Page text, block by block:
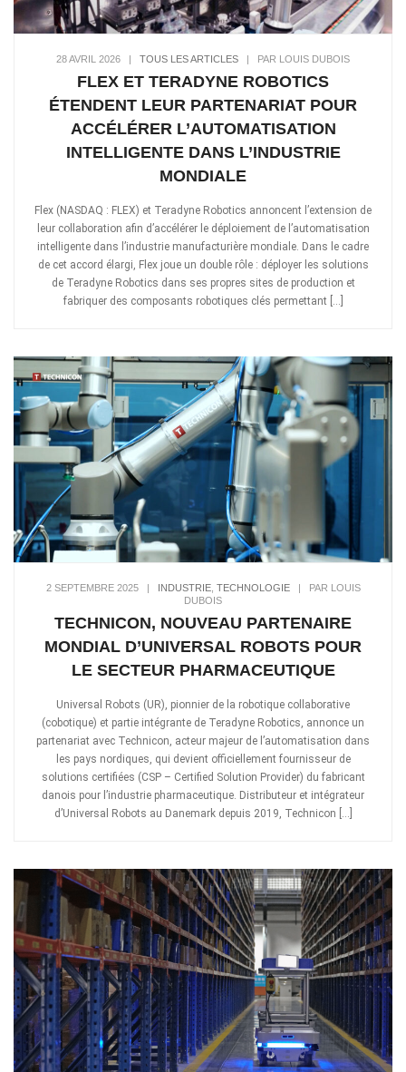
28 AVRIL 2026 | TOUS LES ARTICLES | PAR LOUIS DUBOIS
FLEX ET TERADYNE ROBOTICS
ÉTENDENT LEUR PARTENARIAT POUR
ACCÉLÉRER L’AUTOMATISATION
INTELLIGENTE DANS L’INDUSTRIE
MONDIALE
Flex (NASDAQ : FLEX) et Teradyne Robotics annoncent l’extension de
leur collaboration afin d’accélérer le déploiement de l’automatisation
intelligente dans l’industrie manufacturière mondiale. Dans le cadre
de cet accord élargi, Flex joue un double rôle : déployer les solutions
de Teradyne Robotics dans ses propres sites de production et
fabriquer des composants robotiques clés permettant […]
2 SEPTEMBRE 2025| INDUSTRIE, TECHNOLOGIE|
PAR LOUIS
DUBOIS
TECHNICON, NOUVEAU PARTENAIRE
MONDIAL D’UNIVERSAL ROBOTS POUR
LE SECTEUR PHARMACEUTIQUE
Universal Robots (UR), pionnier de la robotique collaborative
(cobotique) et partie intégrante de Teradyne Robotics, annonce un
partenariat avec Technicon, acteur majeur de l’automatisation dans
les pays nordiques, qui devient officiellement fournisseur de
solutions certifiées (CSP – Certified Solution Provider) du fabricant
danois pour l’industrie pharmaceutique. Distributeur et intégrateur
d’Universal Robots au Danemark depuis 2019, Technicon […]